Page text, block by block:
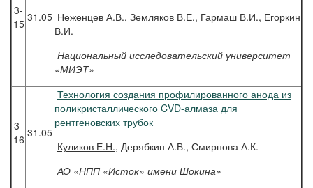
3-
15 31.05 Неженцев А.В., Земляков В.Е., Гармаш В.И., Егоркин
В.И.
Национальный исследовательский университет
«МИЭТ»
3-
16 31.05
Технология создания профилированного анода из
поликристаллического CVD-алмаза для
рентгеновских трубок
Куликов Е.Н., Дерябкин А.В., Смирнова А.К.
АО «НПП «Исток» имени Шокина»